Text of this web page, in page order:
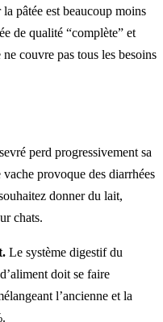
pâtée est beaucoup moins
de qualité “complète” et
couvre pas tous les besoins
perd progressivement sa
provoque des diarrhées
donner du lait,
chats.
Le système digestif du
doit se faire
l’ancienne et la